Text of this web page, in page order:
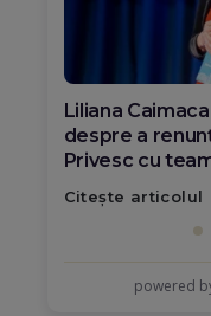
Diana Olar,
care
poate schimba
Citește articolul
powered